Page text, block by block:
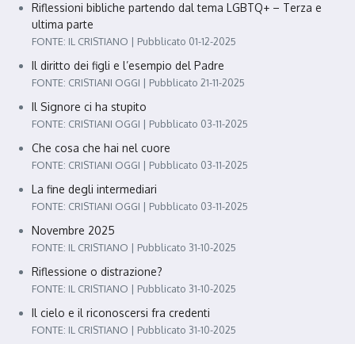
Riflessioni bibliche partendo dal tema LGBTQ+ – Terza e
ultima parte
FONTE: IL CRISTIANO Pubblicato 01-12-2025
Il diritto dei figli e l’esempio del Padre
FONTE: CRISTIANI OGGI Pubblicato 21-11-2025
Il Signore ci ha stupito
FONTE: CRISTIANI OGGI Pubblicato 03-11-2025
Che cosa che hai nel cuore
FONTE: CRISTIANI OGGI Pubblicato 03-11-2025
La fine degli intermediari
FONTE: CRISTIANI OGGI Pubblicato 03-11-2025
Novembre 2025
FONTE: IL CRISTIANO Pubblicato 31-10-2025
Riflessione o distrazione?
FONTE: IL CRISTIANO Pubblicato 31-10-2025
Il cielo e il riconoscersi fra credenti
FONTE: IL CRISTIANO Pubblicato 31-10-2025